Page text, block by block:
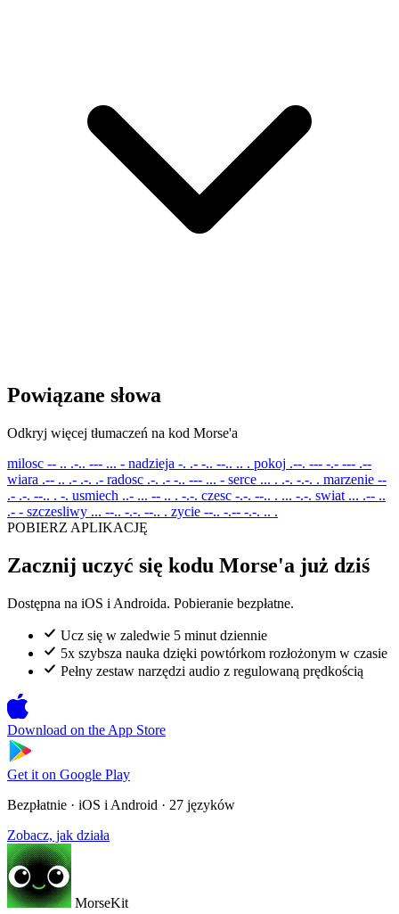
Powiązane słowa
Odkryj więcej tłumaczeń na kod Morse'a
milosc -- .. .-.. --- ... - nadzieja -. .- -.. --.. .. . pokoj .--. --- -.- --- .--
wiara .-- .. .- .-. .- radosc .-. .- -.. --- ... - serce ... . .-. -.-. . marzenie --
.- .-. --.. . -. usmiech ..- ... -- .. . -.-. czesc -.-. --.. . ... -.-. swiat ... .-- ..
.- - szczesliwy ... --.. -.-. --.. . zycie --.. -.-- -.-. .. .
POBIERZ APLIKACJĘ
Zacznij uczyć się kodu Morse'a już dziś
Dostępna na iOS i Androida. Pobieranie bezpłatne.
Ucz się w zaledwie 5 minut dziennie
5x szybsza nauka dzięki powtórkom rozłożonym w czasie
Pełny zestaw narzędzi audio z regulowaną prędkością
Download on the App Store
Get it on Google Play
Bezpłatnie · iOS i Android · 27 języków
Zobacz, jak działa
MorseKit